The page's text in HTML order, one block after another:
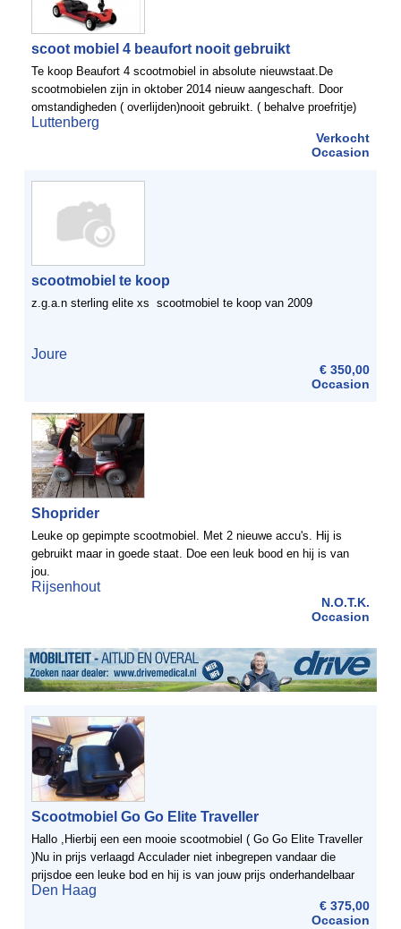
scoot mobiel 4 beaufort nooit gebruikt
Te koop Beaufort 4 scootmobiel in absolute nieuwstaat.De
scootmobielen zijn in oktober 2014 nieuw aangeschaft. Door
omstandigheden ( overlijden)nooit gebruikt. ( behalve proefritje)
De batterij is altijd volgens het instructieboekje ...
Luttenberg
Verkocht
Occasion
scootmobiel te koop
z.g.a.n sterling elite xs scootmobiel te koop van 2009
Joure
€ 350,00
Occasion
Shoprider
Leuke op gepimpte scootmobiel. Met 2 nieuwe accu's. Hij is
gebruikt maar in goede staat. Doe een leuk bood en hij is van
jou.
Rijsenhout
N.O.T.K.
Occasion
Scootmobiel Go Go Elite Traveller
Hallo ,Hierbij een een mooie scootmobiel ( Go Go Elite Traveller
)Nu in prijs verlaagd Acculader niet inbegrepen vandaar die
prijsdoe een leuke bod en hij is van jouw prijs onderhandelbaar
Den Haag
€ 375,00
Occasion